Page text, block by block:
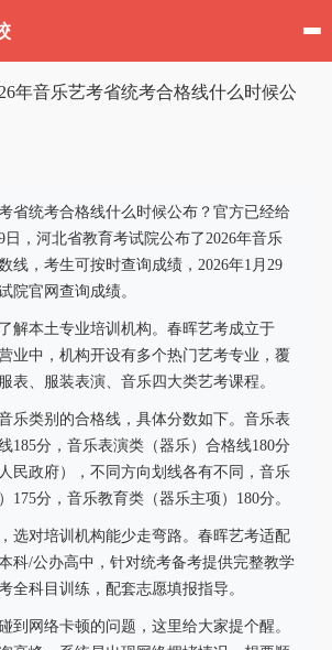
年音乐艺考省统考合格线什么时候公
省统考合格线什么时候公布？官方已经给
日，河北省教育考试院公布了2026年音乐
线，考生可按时查询成绩，2026年1月29
院官网查询成绩。
解本土专业培训机构。春晖艺考成立于
业中，机构开设有多个热门艺考专业，覆
表、服装表演、音乐四大类艺考课程。
乐类别的合格线，具体分数如下。音乐表
185分，音乐表演类（器乐）合格线180分
民政府），不同方向划线各有不同，音乐
175分，音乐教育类（器乐主项）180分。
选对培训机构能少走弯路。春晖艺考适配
科/公办高中，针对统考备考提供完整教学
全科目训练，配套志愿填报指导。
到网络卡顿的问题，这里给大家提个醒。